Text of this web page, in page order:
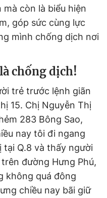
còn là biểu hiện
góp sức cùng lực
mình chống dịch nơi
chống dịch!
trẻ trước lệnh giãn
15. Chị Nguyễn Thị
283 Bông Sao,
nay tôi đi ngang
tại Q.8 và thấy người
đường Hưng Phú,
không quá đông
chiều nay bãi giữ